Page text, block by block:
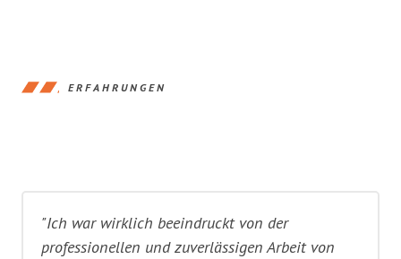
ERFAHRUNGEN
"Ich war wirklich beeindruckt von der
professionellen und zuverlässigen Arbeit von